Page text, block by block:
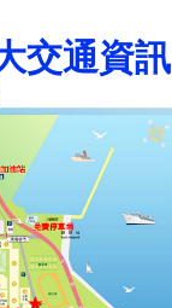
交通資訊